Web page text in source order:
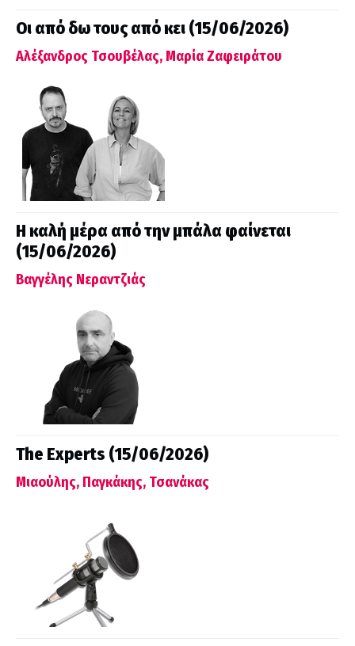
Οι από δω τους από κει (15/06/2026)
Αλέξανδρος Τσουβέλας, Μαρία Ζαφειράτου
Η καλή μέρα από την μπάλα φαίνεται
(15/06/2026)
Βαγγέλης Νεραντζιάς
The Experts (15/06/2026)
Μιαούλης, Παγκάκης, Τσανάκας